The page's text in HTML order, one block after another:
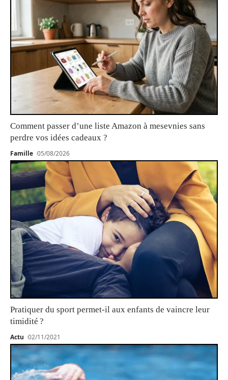
Comment passer d’une liste Amazon à mesevnies sans
perdre vos idées cadeaux ?
Famille 05/08/2026
Pratiquer du sport permet-il aux enfants de vaincre leur
timidité ?
Actu 02/11/2021